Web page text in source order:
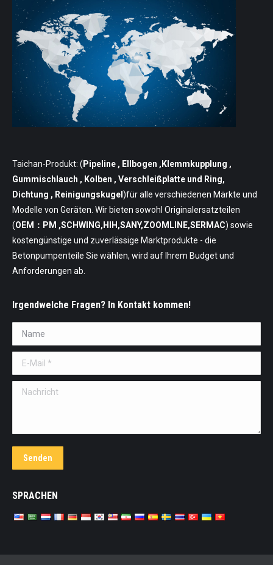
Taichan-Produkt: ( Pipeline , Ellbogen ,Klemmkupplung ,
Gummischlauch , Kolben , Verschleißplatte und Ring,
Dichtung , Reinigungskugel )für alle verschiedenen Märkte und
Modelle von Geräten. Wir bieten sowohl Originalersatzteilen
(OEM：PM ,SCHWING,HIH,SANY,ZOOMLINE,SERMAC) sowie
kostengünstige und zuverlässige Marktprodukte - die
Betonpumpenteile Sie wählen, wird auf Ihrem Budget und
Anforderungen ab.
Irgendwelche Fragen? In Kontakt kommen!
Name *
E-Mail *
Nachricht
Senden
SPRACHEN